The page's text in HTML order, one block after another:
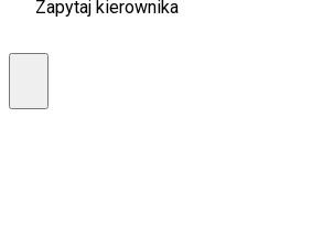
Zapytaj kierownika